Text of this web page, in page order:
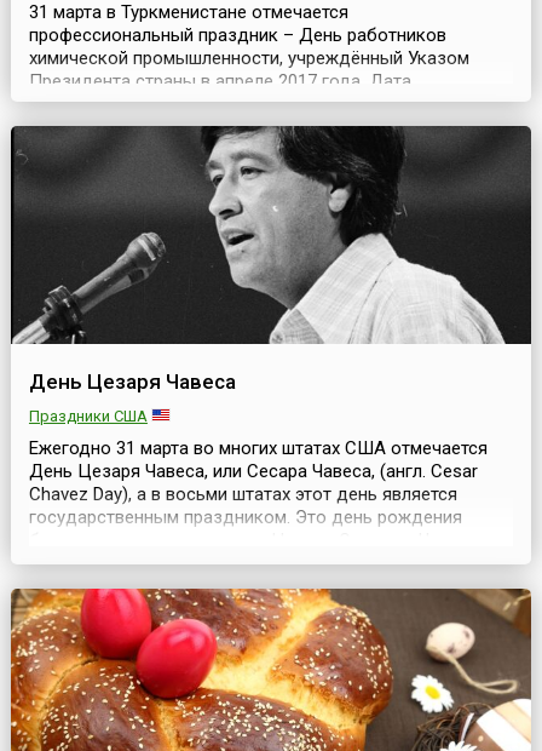
31 марта в Туркменистане отмечается
профессиональный праздник – День работников
химической промышленности, учреждённый Указом
Президента страны в апреле 2017 года. Дата
празднования приурочена к дню ввода в строй крупного
промышленного предприятия отрасли. Заложенный в
2009 году Гарлыкский горно-обогатительный комбинат
по добыче и обогащению калийных солей для
производства удобрений был торжес...
День Цезаря Чавеса
Праздники США
Ежегодно 31 марта во многих штатах США отмечается
День Цезаря Чавеса, или Сесара Чавеса, (англ. Cesar
Chavez Day), а в восьми штатах этот день является
государственным праздником. Это день рождения
(исп. César Estrada Chávez, 31 марта 1927 — 23 апреля
1993). Усилия Чавеса, прежде всего, были направлены на
улучшение положения и условий труда сельскохо...